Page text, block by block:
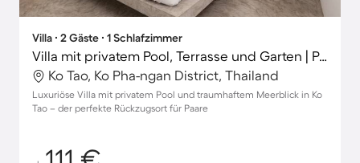
Villa ∙ 2 Gäste ∙ 1 Schlafzimmer
Villa mit privatem Pool, Terrasse und Garten | Poolblick | Ideal für Homeoffice
Ko Tao, Ko Pha-ngan District, Thailand
Luxuriöse Villa mit privatem Pool und traumhaftem Meerblick in Ko
Tao – der perfekte Rückzugsort für Paare